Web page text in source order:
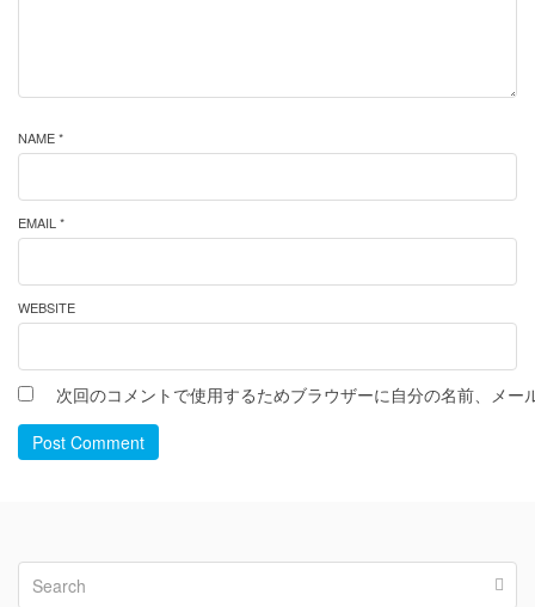
NAME *
EMAIL *
WEBSITE
次回のコメントで使用するためブラウザーに自分の名前、メー
Post Comment